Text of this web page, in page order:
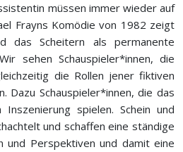
müssen immer wieder auf
Frayns Komödie von 1982 zeigt
das Scheitern als permanente
sehen Schauspieler*innen, die
die Rollen jener fiktiven
Dazu Schau­spieler*innen, die das
spielen. Schein und
und schaffen eine ständige
und Perspektiven und damit eine